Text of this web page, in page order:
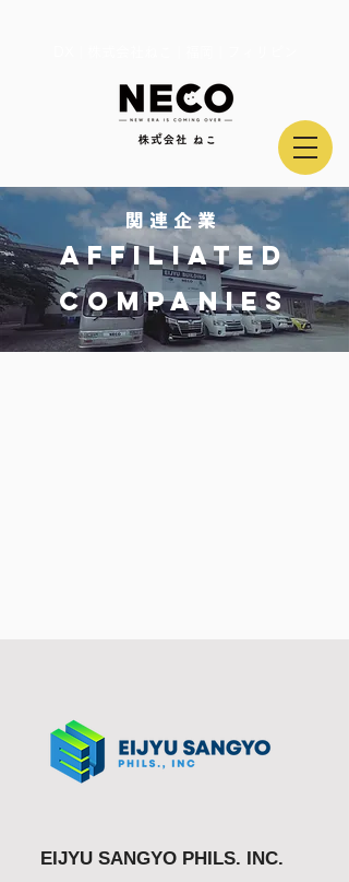
関連企業
AFFILIATED
COMPANIES
EIJYU SANGYO PHILS. INC.